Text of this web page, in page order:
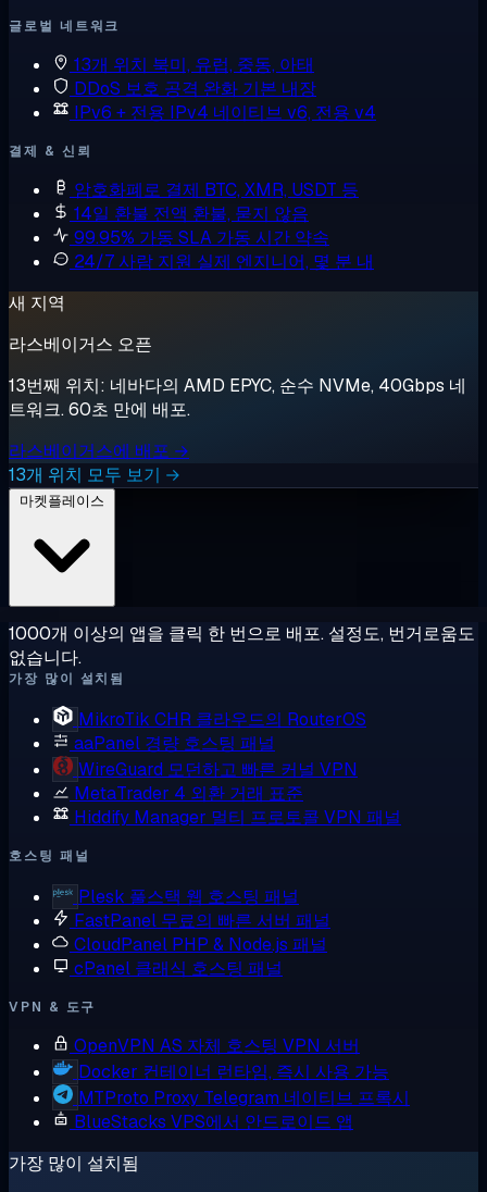
글로벌 네트워크
13개 위치 북미, 유럽, 중동, 아태
DDoS 보호 공격 완화 기본 내장
IPv6 + 전용 IPv4 네이티브 v6, 전용 v4
결제 & 신뢰
암호화폐로 결제 BTC, XMR, USDT 등
14일 환불 전액 환불, 묻지 않음
99.95% 가동 SLA 가동 시간 약속
24/7 사람 지원 실제 엔지니어, 몇 분 내
새 지역
라스베이거스 오픈
13번째 위치: 네바다의 AMD EPYC, 순수 NVMe, 40Gbps 네
트워크. 60초 만에 배포.
라스베이거스에 배포 →
13개 위치 모두 보기 →
1000개 이상의 앱을 클릭 한 번으로 배포. 설정도, 번거로움도
없습니다.
가장 많이 설치됨
MikroTik CHR 클라우드의 RouterOS
aaPanel 경량 호스팅 패널
WireGuard 모던하고 빠른 커널 VPN
MetaTrader 4 외환 거래 표준
Hiddify Manager 멀티 프로토콜 VPN 패널
호스팅 패널
Plesk 풀스택 웹 호스팅 패널
FastPanel 무료의 빠른 서버 패널
CloudPanel PHP & Node.js 패널
cPanel 클래식 호스팅 패널
VPN & 도구
OpenVPN AS 자체 호스팅 VPN 서버
Docker 컨테이너 런타임, 즉시 사용 가능
MTProto Proxy Telegram 네이티브 프록시
BlueStacks VPS에서 안드로이드 앱
가장 많이 설치됨